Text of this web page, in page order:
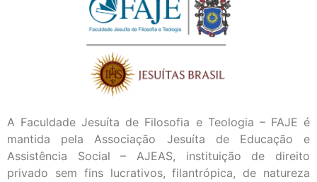
A Faculdade Jesuíta de Filosofia e Teologia – FAJE é
mantida pela Associação Jesuíta de Educação e
Assistência Social – AJEAS, instituição de direito
privado sem fins lucrativos, filantrópica, de natureza